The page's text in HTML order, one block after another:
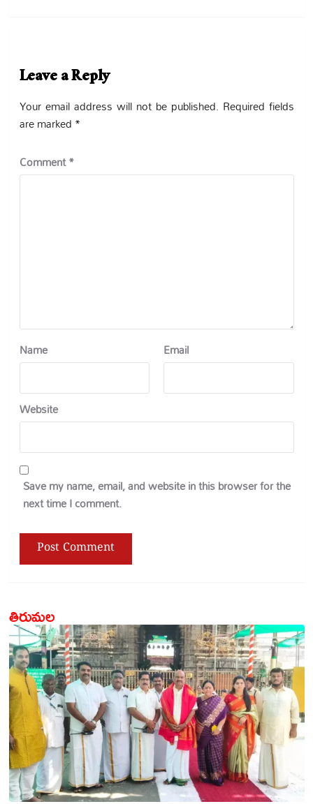
Leave a Reply
Your email address will not be published. Required fields
are marked *
Comment*
Name Email
Website
Save my name, email, and website in this browser for the
next time I comment.
తిరుమల